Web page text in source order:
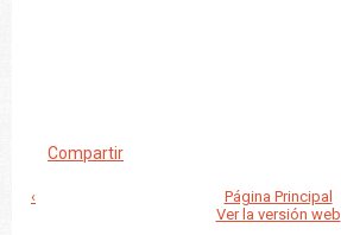
Compartir
‹
Página Principal
Ver la versión web